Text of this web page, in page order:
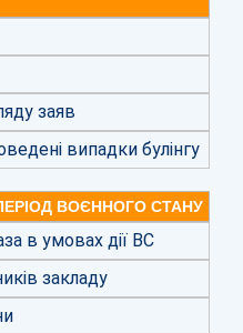
заяв
випадки булінгу
ВОЄННОГО СТАНУ
в умовах дії ВС
закладу